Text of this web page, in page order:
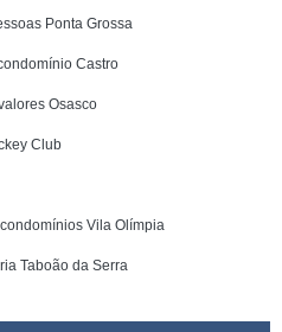
Ponta Grossa
Castro
Osasco
Club
Vila Olímpia
Taboão da Serra